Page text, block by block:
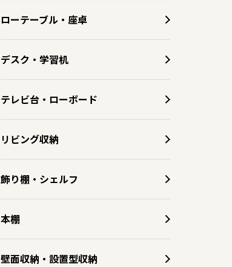
ローテーブル・座卓
デスク・学習机
テレビ台・ローボード
リビング収納
飾り棚・シェルフ
本棚
壁面収納・設置型収納